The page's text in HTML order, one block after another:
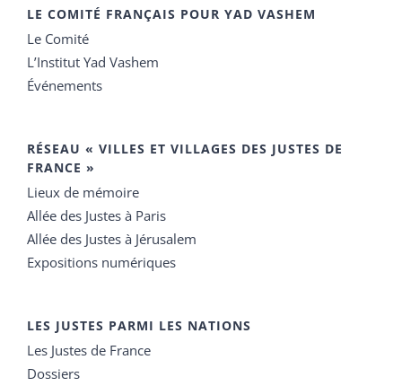
LE COMITÉ FRANÇAIS POUR YAD VASHEM
Le Comité
L’Institut Yad Vashem
Événements
RÉSEAU « VILLES ET VILLAGES DES JUSTES DE
FRANCE »
Lieux de mémoire
Allée des Justes à Paris
Allée des Justes à Jérusalem
Expositions numériques
LES JUSTES PARMI LES NATIONS
Les Justes de France
Dossiers